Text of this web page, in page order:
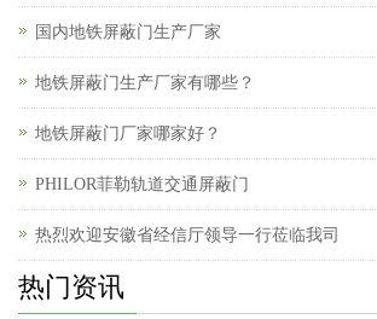
国内地铁屏蔽门生产厂家
地铁屏蔽门生产厂家有哪些？
地铁屏蔽门厂家哪家好？
PHILOR菲勒轨道交通屏蔽门
热烈欢迎安徽省经信厅领导一行莅临我司
热门资讯